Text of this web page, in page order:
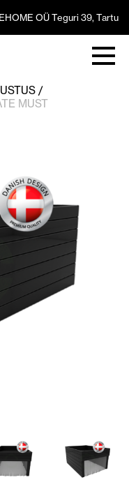
OÜ Teguri 39, Tartu
MUST